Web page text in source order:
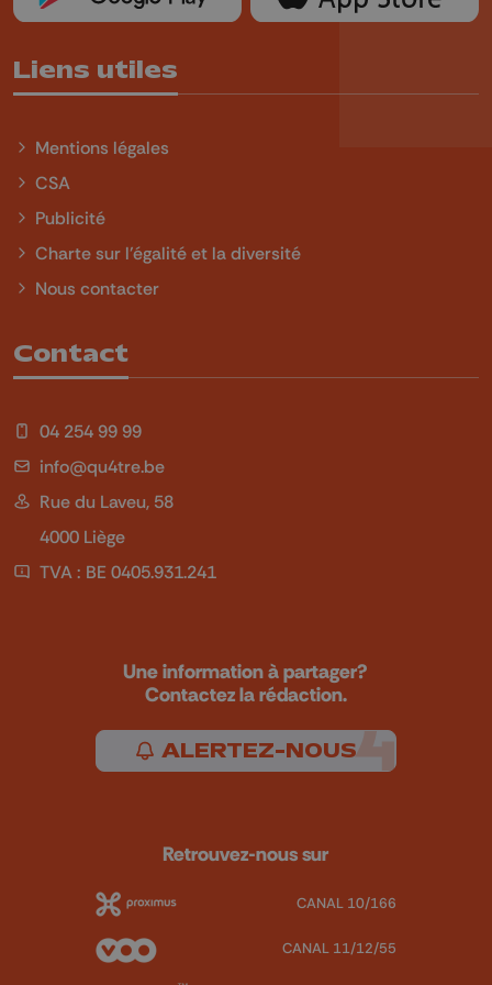
Liens utiles
Mentions légales
CSA
Publicité
Charte sur l'égalité et la diversité
Nous contacter
Contact
04 254 99 99
info@qu4tre.be
Rue du Laveu, 58
4000 Liège
TVA : BE 0405.931.241
Une information à partager?
Contactez la rédaction.
ALERTEZ-NOUS
Retrouvez-nous sur
CANAL 10/166
CANAL 11/12/55